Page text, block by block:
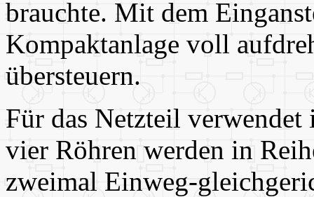
brauchte. Mit dem
Kompaktanlage voll
übersteuern.
Für das Netzteil
vier Röhren werden in
zweimal Einweg-